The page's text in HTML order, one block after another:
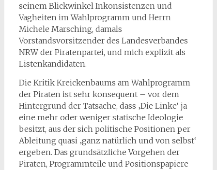
seinem Blickwinkel Inkonsistenzen und
Vagheiten im Wahlprogramm und Herrn
Michele Marsching, damals
Vorstandsvorsitzender des Landesverbandes
NRW der Piratenpartei, und mich explizit als
Listenkandidaten.
Die Kritik Kreickenbaums am Wahlprogramm
der Piraten ist sehr konsequent – vor dem
Hintergrund der Tatsache, dass ‚Die Linke‘ ja
eine mehr oder weniger statische Ideologie
besitzt, aus der sich politische Positionen per
Ableitung quasi ‚ganz natürlich und von selbst‘
ergeben. Das grundsätzliche Vorgehen der
Piraten, Programmteile und Positionspapiere